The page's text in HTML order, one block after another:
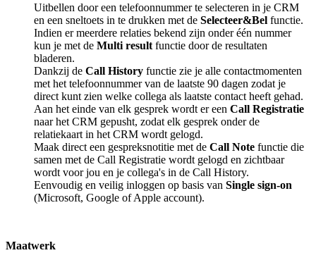
Uitbellen door een telefoonnummer te selecteren in je CRM
en een sneltoets in te drukken met de Selecteer&Bel functie.
Indien er meerdere relaties bekend zijn onder één nummer
kun je met de Multi result functie door de resultaten
bladeren.
Dankzij de Call History functie zie je alle contactmomenten
met het telefoonnummer van de laatste 90 dagen zodat je
direct kunt zien welke collega als laatste contact heeft gehad.
Aan het einde van elk gesprek wordt er een Call Registratie
naar het CRM gepusht, zodat elk gesprek onder de
relatiekaart in het CRM wordt gelogd.
Maak direct een gespreksnotitie met de Call Note functie die
samen met de Call Registratie wordt gelogd en zichtbaar
wordt voor jou en je collega's in de Call History.
Eenvoudig en veilig inloggen op basis van Single sign-on
(Microsoft, Google of Apple account).
Maatwerk